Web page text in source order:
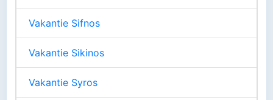
Vakantie Sifnos
Vakantie Sikinos
Vakantie Syros